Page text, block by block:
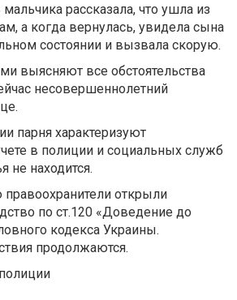
рассказала, что ушла из
а когда вернулась, увидела сына
состоянии и вызвала скорую.
выясняют все обстоятельства
несовершеннолетний
парня характеризуют
в полиции и социальных служб
не находится.
открыли
по ст.120 «Доведение до
кодекса Украины.
продолжаются.